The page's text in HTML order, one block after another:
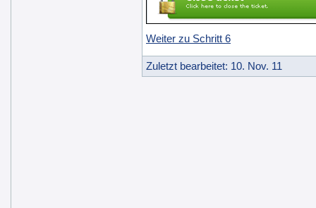
Weiter zu Schritt 6
Zuletzt bearbeitet: 10. Nov. 11